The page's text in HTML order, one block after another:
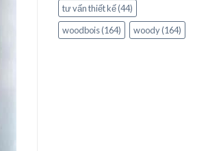
tư vấn thiết kế(44)
woodbois(164) woody(164)